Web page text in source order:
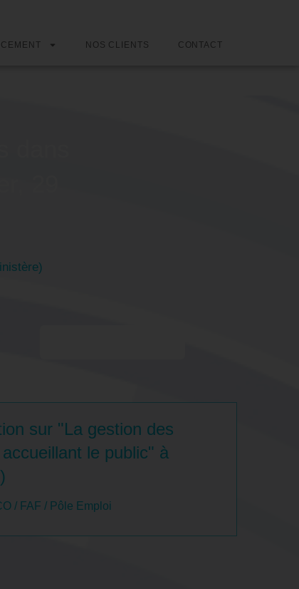
NOS CLIENTS CONTACT
sur "La gestion des
le public" à
/ FAF / Pôle Emploi